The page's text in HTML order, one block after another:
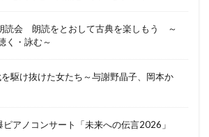
会 朗読をとおして古典を楽しもう ～
く・詠む～
駆け抜けた女たち～与謝野晶子、岡本か
アノコンサート「未来への伝言2026」